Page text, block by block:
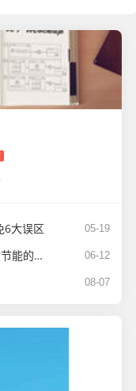
6大误区 05-19
醇基气化炉头简介 醇基气化炉头,高效节能的餐饮新选择​ 06-12
08-07